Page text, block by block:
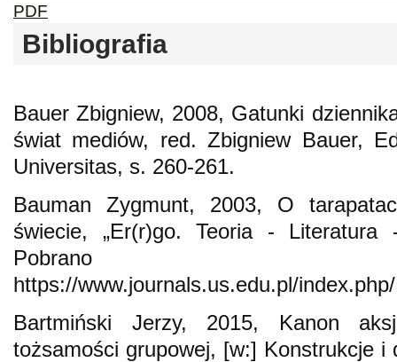
PDF
Bibliografia
Bauer Zbigniew, 2008, Gatunki
świat mediów, red. Zbigniew Bauer,
Universitas, s. 260-261.
Bauman Zygmunt, 2003, O
świecie, „Er(r)go. Teoria -
https://www.journals.us.edu.pl/
Bartmiński Jerzy, 2015, Kanon
tożsamości grupowej, [w:] Konstrukcje